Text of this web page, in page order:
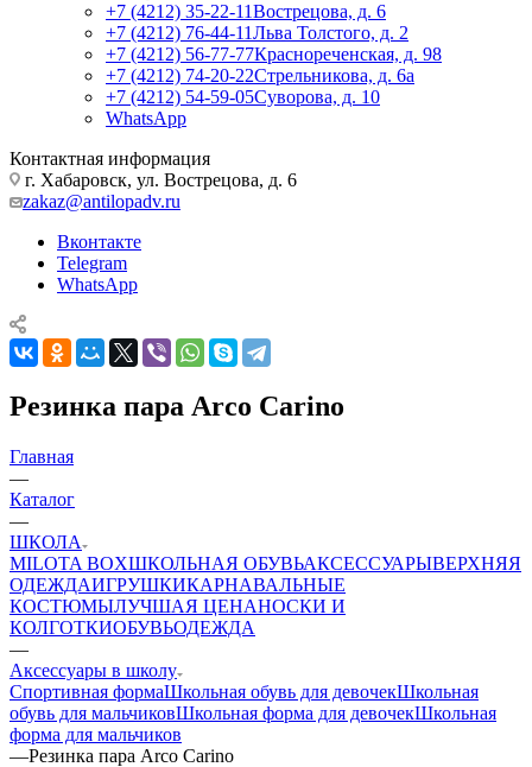
+7 (4212) 35-22-11Вострецова, д. 6
+7 (4212) 76-44-11Льва Толстого, д. 2
+7 (4212) 56-77-77Краснореченская, д. 98
+7 (4212) 74-20-22Стрельникова, д. 6а
+7 (4212) 54-59-05Суворова, д. 10
WhatsApp
Контактная информация
г. Хабаровск, ул. Вострецова, д. 6
zakaz@antilopadv.ru
Вконтакте
Telegram
WhatsApp
Резинка пара Arco Carino
Главная
—
Каталог
—
ШКОЛА
MILOTA BOXШКОЛЬНАЯ ОБУВЬАКСЕССУАРЫВЕРХНЯЯ
ОДЕЖДАИГРУШКИКАРНАВАЛЬНЫЕ
КОСТЮМЫЛУЧШАЯ ЦЕНАНОСКИ И
КОЛГОТКИОБУВЬОДЕЖДА
—
Аксессуары в школу
Спортивная формаШкольная обувь для девочекШкольная
обувь для мальчиковШкольная форма для девочекШкольная
форма для мальчиков
—Резинка пара Arco Carino